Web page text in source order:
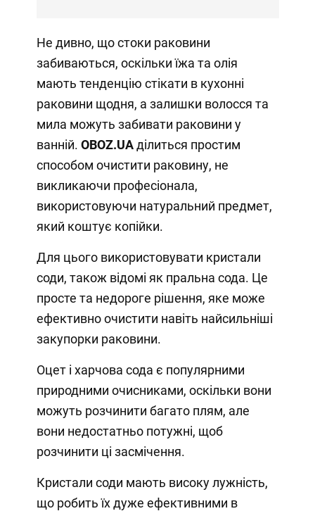
Не дивно, що стоки раковини
забиваються, оскільки їжа та олія
мають тенденцію стікати в кухонні
раковини щодня, а залишки волосся та
мила можуть забивати раковини у
ванній. OBOZ.UAділиться простим
способом очистити раковину, не
викликаючи професіонала,
використовуючи натуральний предмет,
який коштує копійки.
Для цього використовувати кристали
соди, також відомі як пральна сода. Це
просте та недороге рішення, яке може
ефективно очистити навіть найсильніші
закупорки раковини.
Оцет і харчова сода є популярними
природними очисниками, оскільки вони
можуть розчинити багато плям, але
вони недостатньо потужні, щоб
розчинити ці засмічення.
Кристали соди мають високу лужність,
що робить їх дуже ефективними в